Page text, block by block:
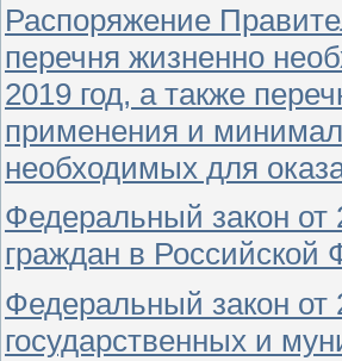
Распоряжение
перечня жизненно
2019 год, а также
применения и
необходимых для
Федеральный закон
граждан в Российской
Федеральный закон от
государственных и